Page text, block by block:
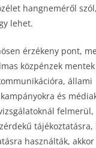
hangneméről
lehet.
érzékeny pont,
közpénzek mentek
állami
és
felmerül,
tájékoztatásra,
használták,